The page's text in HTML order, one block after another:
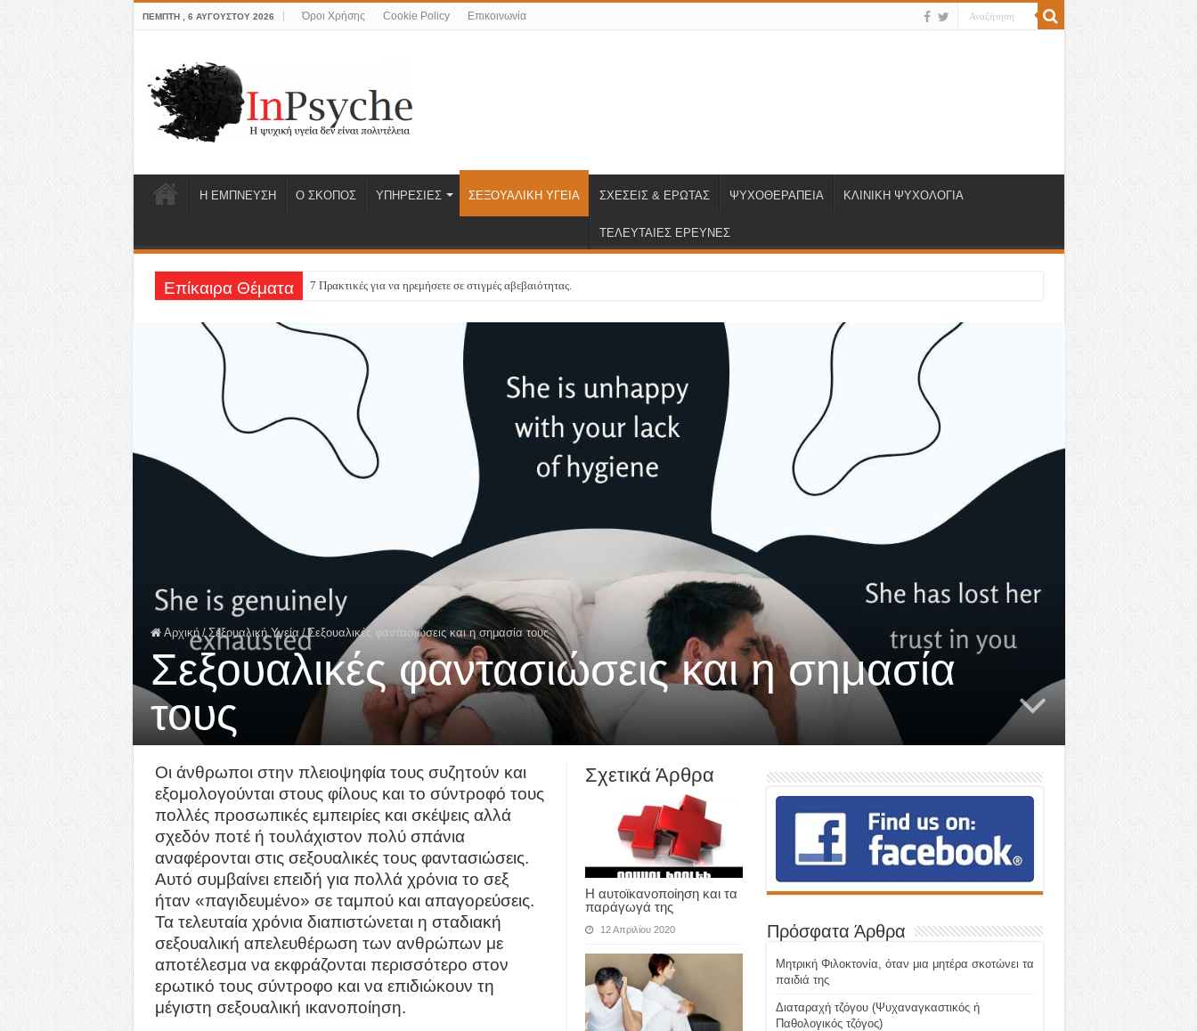
ΠΈΜΠΤΗ , 6 ΑΥΓΟΎΣΤΟΥ 2026 Όροι Χρήσης Cookie Policy Επικοινωνία
Η ΕΜΠΝΕΥΣΗ Ο ΣΚΟΠΟΣ ΥΠΗΡΕΣΙΕΣ ΣΕΞΟΥΑΛΙΚΗ ΥΓΕΙΑ ΣΧΕΣΕΙΣ & ΕΡΩΤΑΣ ΨΥΧΟΘΕΡΑΠΕΙΑ ΚΛΙΝΙΚΗ ΨΥΧΟΛΟΓΙΑ
ΤΕΛΕΥΤΑΙΕΣ ΕΡΕΥΝΕΣ
Επίκαιρα Θέματα 7 Πρακτικές για να ηρεμήσετε σε στιγμές αβεβαιότητας.
Αρχική / Σεξουαλική Υγεία / Σεξουαλικές φαντασιώσεις και η σημασία τους
Σεξουαλικές φαντασιώσεις και η σημασία
τους
Σχετικά Άρθρα
Η αυτοϊκανοποίηση και τα
παράγωγά της
12 Απριλίου 2020
Οι άνθρωποι στην πλειοψηφία τους συζητούν και
εξομολογούνται στους φίλους και το σύντροφό τους
πολλές προσωπικές εμπειρίες και σκέψεις αλλά
σχεδόν ποτέ ή τουλάχιστον πολύ σπάνια
αναφέρονται στις σεξουαλικές τους φαντασιώσεις.
Αυτό συμβαίνει επειδή για πολλά χρόνια το σεξ
ήταν «παγιδευμένο» σε ταμπού και απαγορεύσεις.
Τα τελευταία χρόνια διαπιστώνεται η σταδιακή
σεξουαλική απελευθέρωση των ανθρώπων με
αποτέλεσμα να εκφράζονται περισσότερο στον
ερωτικό τους σύντροφο και να επιδιώκουν τη
μέγιστη σεξουαλική ικανοποίηση.
Πρόσφατα Άρθρα
Μητρική Φιλοκτονία, όταν μια μητέρα σκοτώνει τα
παιδιά της
Διαταραχή τζόγου (Ψυχαναγκαστικός ή
Παθολογικός τζόγος)